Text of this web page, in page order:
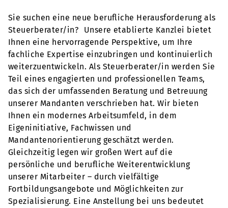
Sie suchen eine neue berufliche Herausforderung als
Steuerberater/in? Unsere etablierte Kanzlei bietet
Ihnen eine hervorragende Perspektive, um Ihre
fachliche Expertise einzubringen und kontinuierlich
weiterzuentwickeln. Als Steuerberater/in werden Sie
Teil eines engagierten und professionellen Teams,
das sich der umfassenden Beratung und Betreuung
unserer Mandanten verschrieben hat. Wir bieten
Ihnen ein modernes Arbeitsumfeld, in dem
Eigeninitiative, Fachwissen und
Mandantenorientierung geschätzt werden.
Gleichzeitig legen wir großen Wert auf die
persönliche und berufliche Weiterentwicklung
unserer Mitarbeiter – durch vielfältige
Fortbildungsangebote und Möglichkeiten zur
Spezialisierung. Eine Anstellung bei uns bedeutet